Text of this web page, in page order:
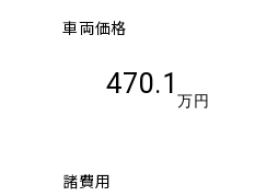
車両価格
470.1
万円
諸費用